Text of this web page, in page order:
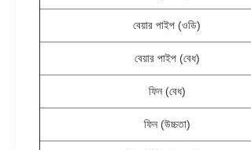
বেয়ার পাইপ (ওডি)
বেয়ার পাইপ (বেধ)
ফিন (বেধ)
ফিন (উচ্চতা)